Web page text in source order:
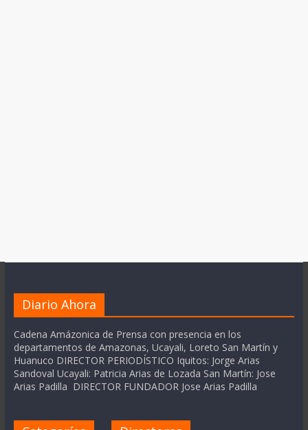
Diario Ahora
Cadena Amázonica de Prensa con presencia en los
departamentos de Amazonas, Ucayali, Loreto San Martín y
Huanuco DIRECTOR PERIODÍSTICO Iquitos: Jorge Arias
Sandoval Ucayali: Patricia Arias de Lozada San Martín: Jose
Arias Padilla DIRECTOR FUNDADOR Jose Arias Padilla